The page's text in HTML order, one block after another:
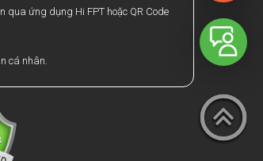
qua ứng dụng Hi FPT hoặc QR Code
cá nhân.